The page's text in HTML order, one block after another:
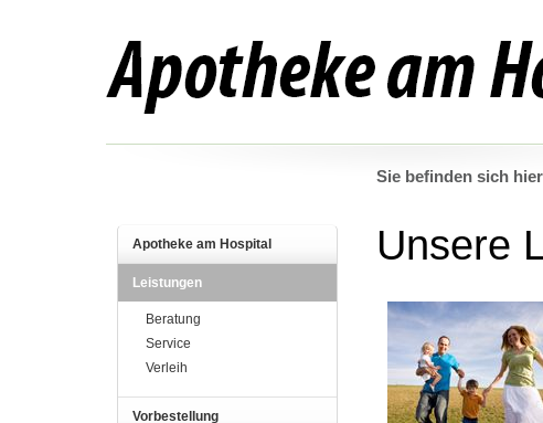
Apotheke am Hospital
Leistungen
Beratung
Service
Verleih
Vorbestellung
Sie befinden sich
Unsere